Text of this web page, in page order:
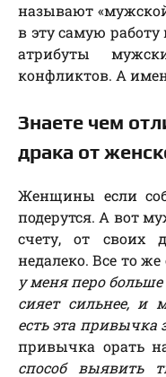
называют
в эту самую
атрибуты
конфликтов. А
Знаете чем
драка от
Женщины если
подерутся. А вот
счету, от своих
недалеко. Все то
у меня перо
сияет сильнее, и
есть эта привычка
привычка орать
способ выявить